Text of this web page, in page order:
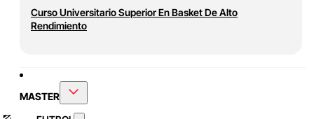
Curso Universitario Superior En Basket De Alto
Rendimiento
MASTER